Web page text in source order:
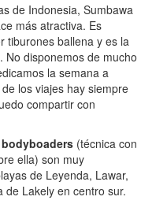
de Indonesia, Sumbawa
más atractiva. Es
tiburones ballena y es la
No disponemos de mucho
la semana a
los viajes hay siempre
compartir con
(técnica con
ella) son muy
de Leyenda, Lawar,
de Lakely en centro sur.